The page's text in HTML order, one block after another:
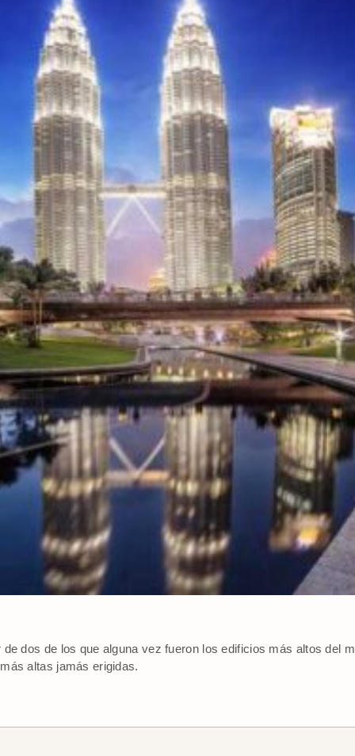
dos de los que alguna vez fueron los edificios más altos del
altas jamás erigidas.